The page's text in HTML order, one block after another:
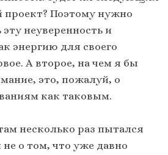
Поэтому нужно
неуверенность и
энергию для своего
А второе, на чем я бы
это, пожалуй, о
как таковым.
несколько раз пытался
о том, что уже давно